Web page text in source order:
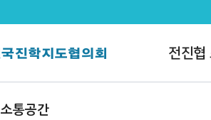
전진협
소통공간